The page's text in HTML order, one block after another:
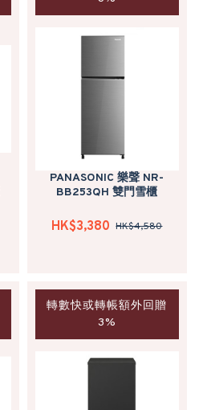
PANASONIC 樂聲 NR-
BB253QH 雙門雪櫃
HK$3,380 HK$4,580
轉數快或轉帳額外回贈
3%